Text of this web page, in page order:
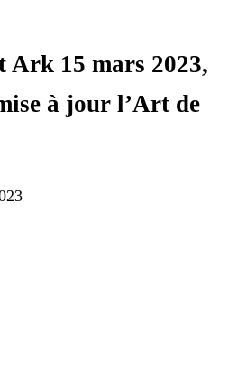
Ark 15 mars 2023,
à jour l’Art de